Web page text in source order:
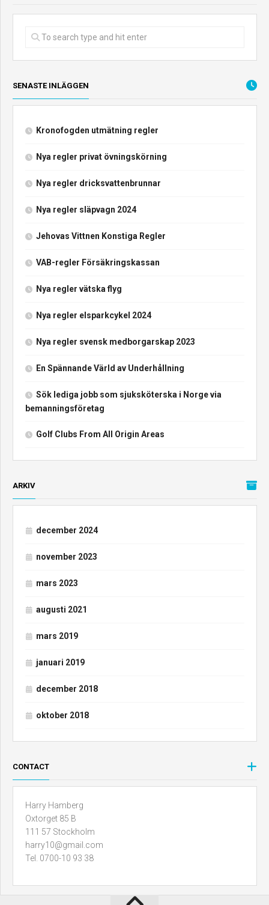
SENASTE INLÄGGEN
Kronofogden utmätning regler
Nya regler privat övningskörning
Nya regler dricksvattenbrunnar
Nya regler släpvagn 2024
Jehovas Vittnen Konstiga Regler
VAB-regler Försäkringskassan
Nya regler vätska flyg
Nya regler elsparkcykel 2024
Nya regler svensk medborgarskap 2023
En Spännande Värld av Underhållning
Sök lediga jobb som sjuksköterska i Norge via
bemanningsföretag
Golf Clubs From All Origin Areas
ARKIV
december 2024
november 2023
mars 2023
augusti 2021
mars 2019
januari 2019
december 2018
oktober 2018
CONTACT
Harry Hamberg
Oxtorget 85 B
111 57 Stockholm
harry10@gmail.com
Tel. 0700-10 93 38